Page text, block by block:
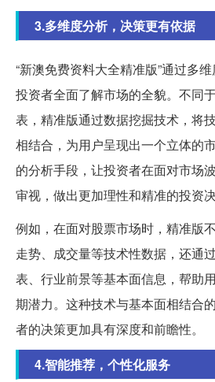
3.多维度分析，决策更有依据
“新澳免费资料大全精准版”通过多
投资者全面了解市场的全貌。不同
表，精准版通过数据挖掘技术，将
相结合，为用户呈现出一个立体的
的分析手段，让投资者在面对市场
审视，做出更加理性和精准的投资决
例如，在面对股票市场时，精准版
走势、成交量等技术性数据，还通
表、行业前景等基本面信息，帮助
期潜力。这种技术与基本面相结合
者的决策更加具有深度和前瞻性。
4.智能推荐，个性化服务